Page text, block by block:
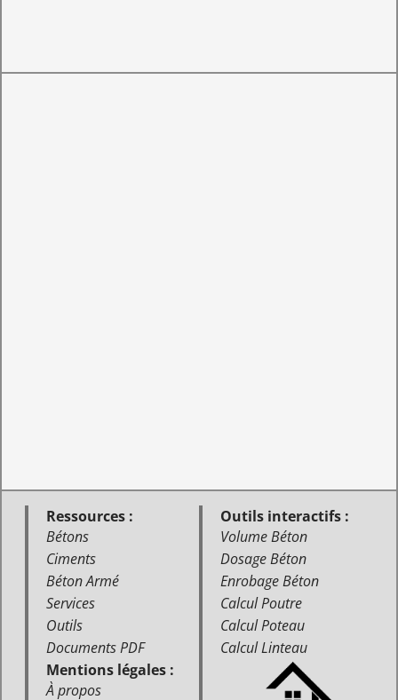
Ressources :
Bétons
Ciments
Béton Armé
Services
Outils
Documents PDF
Outils interactifs :
Volume Béton
Dosage Béton
Enrobage Béton
Calcul Poutre
Calcul Poteau
Calcul Linteau
Mentions légales :
À propos